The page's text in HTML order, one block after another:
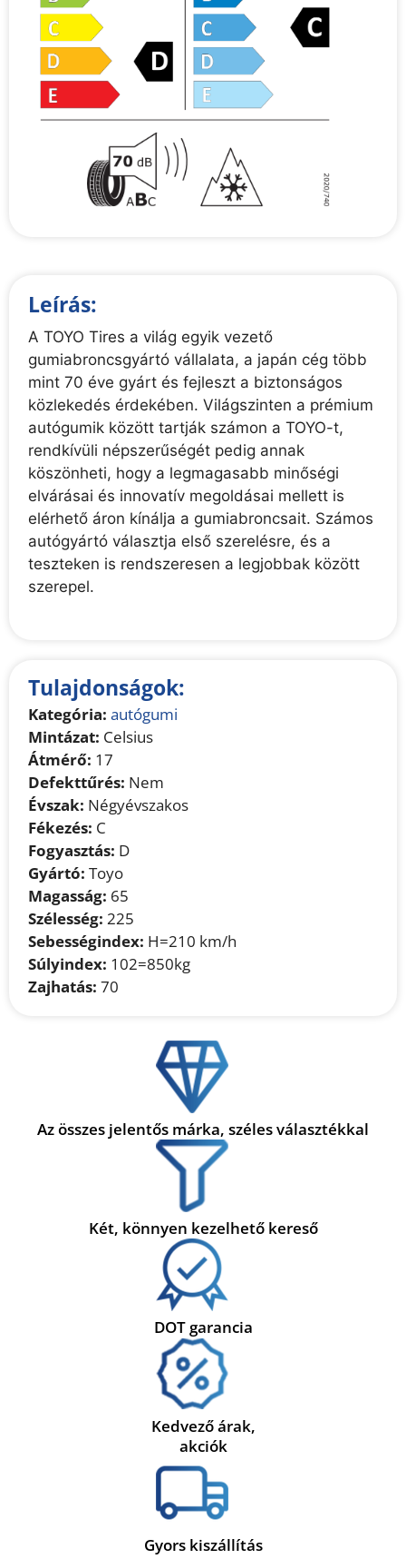
Leírás:
A TOYO Tires a világ egyik vezető
gumiabroncsgyártó vállalata, a japán cég több
mint 70 éve gyárt és fejleszt a biztonságos
közlekedés érdekében. Világszinten a prémium
autógumik között tartják számon a TOYO-t,
rendkívüli népszerűségét pedig annak
köszönheti, hogy a legmagasabb minőségi
elvárásai és innovatív megoldásai mellett is
elérhető áron kínálja a gumiabroncsait. Számos
autógyártó választja első szerelésre, és a
teszteken is rendszeresen a legjobbak között
szerepel.
Tulajdonságok:
Kategória: autógumi
Mintázat: Celsius
Átmérő: 17
Defekttűrés: Nem
Évszak: Négyévszakos
Fékezés: C
Fogyasztás: D
Gyártó: Toyo
Magasság: 65
Szélesség: 225
Sebességindex: H=210 km/h
Súlyindex: 102=850kg
Zajhatás: 70
Az összes jelentős márka, széles választékkal
Két, könnyen kezelhető kereső
DOT garancia
Kedvező árak,
akciók
Gyors kiszállítás